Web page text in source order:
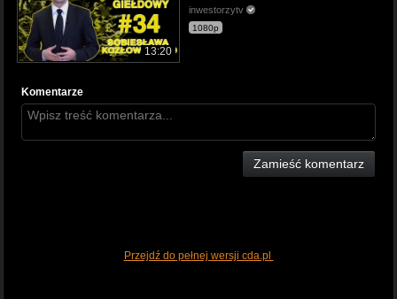
13:20
inwestorzytv
1080p
Komentarze
Zamieść komentarz
Przejdź do pełnej wersji cda.pl